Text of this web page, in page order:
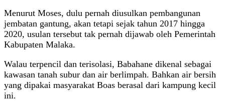
Menurut Moses, dulu pernah diusulkan pembangunan
jembatan gantung, akan tetapi sejak tahun 2017 hingga
2020, usulan tersebut tak pernah dijawab oleh Pemerintah
Kabupaten Malaka.
Walau terpencil dan terisolasi, Babahane dikenal sebagai
kawasan tanah subur dan air berlimpah. Bahkan air bersih
yang dipakai masyarakat Boas berasal dari kampung kecil
ini.